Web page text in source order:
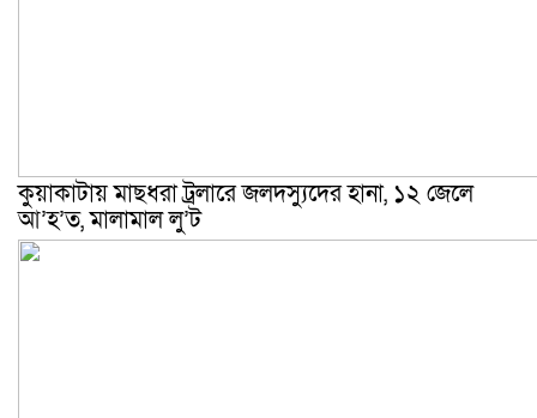
কুয়াকাটায় মাছধরা ট্রলারে জলদস্যুদের হানা, ১২ জেলে
আ’হ’ত, মালামাল লু’ট